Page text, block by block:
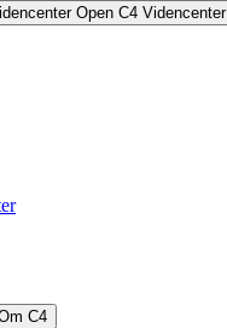
Open C4 Videncenter
C4